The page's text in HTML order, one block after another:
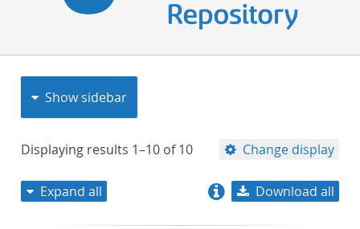
Show sidebar
Displaying results 1–10 of10 Change display
Expand all Download all